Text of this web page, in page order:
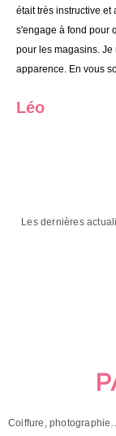
était très instructive
s'engage à fond pour
pour les magasins. Je
apparence. En vous
Léo
Les dernières
Coiffure,